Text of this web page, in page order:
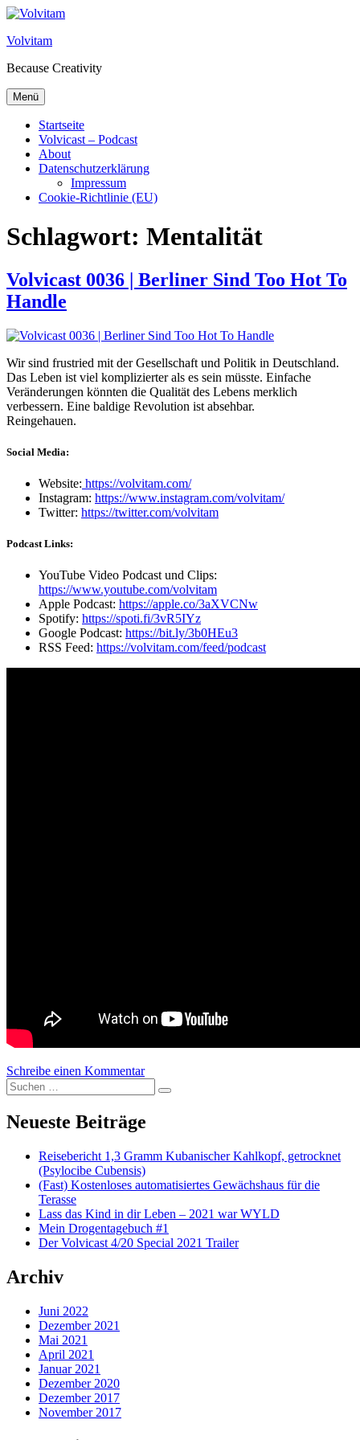
Zum Inhalt springen
Volvitam
Because Creativity
Menü
Startseite
Volvicast – Podcast
About
Datenschutzerklärung
Impressum
Cookie-Richtlinie (EU)
Schlagwort: Mentalität
Volvicast 0036 | Berliner Sind Too Hot To
Handle
Wir sind frustried mit der Gesellschaft und Politik in Deutschland.
Das Leben ist viel komplizierter als es sein müsste. Einfache
Veränderungen könnten die Qualität des Lebens merklich
verbessern. Eine baldige Revolution ist absehbar.
Reingehauen.
Social Media:
Website: https://volvitam.com/
Instagram: https://www.instagram.com/volvitam/
Twitter: https://twitter.com/volvitam
Podcast Links:
YouTube Video Podcast und Clips:
https://www.youtube.com/volvitam
Apple Podcast: https://apple.co/3aXVCNw
Spotify: https://spoti.fi/3vR5IYz
Google Podcast: https://bit.ly/3b0HEu3
RSS Feed: https://volvitam.com/feed/podcast
Schreibe einen Kommentarzu Volvicast 0036 | Berliner Sind Too Hot
To Handle
Suchen nach:
Suchen
Neueste Beiträge
Reisebericht 1,3 Gramm Kubanischer Kahlkopf, getrocknet
(Psylocibe Cubensis)
(Fast) Kostenloses automatisiertes Gewächshaus für die
Terasse
Lass das Kind in dir Leben – 2021 war WYLD
Mein Drogentagebuch #1
Der Volvicast 4/20 Special 2021 Trailer
Archiv
Juni 2022
Dezember 2021
Mai 2021
April 2021
Januar 2021
Dezember 2020
Dezember 2017
November 2017